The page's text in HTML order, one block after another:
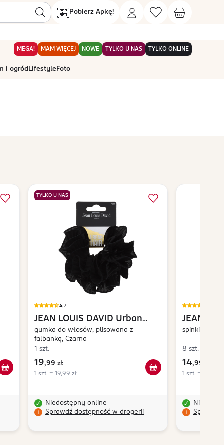
Pobierz Apkę!
MEGA! MAM WIĘCEJ NOWE TYLKO U NAS TYLKO ONLINE
i ogród Lifestyle Foto
TYLKO U NAS
4,7
JEAN LOUIS DAVID Urban
Hair
gumka do włosów, plisowana z
falbanką, Czarna
1 szt.
19,99 zł
1 szt. = 19,99 zł
Niedostępny online
Sprawdź dostępność w drogerii
JEAN
spinki do
8 szt.
14,99 zł
1 szt. = 1,87 zł
Sprawdź